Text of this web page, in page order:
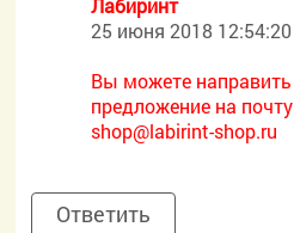
Лабиринт
25 июня 2018 12:54:20
Вы можете направить
предложение на почту
shop@labirint-shop.ru
Ответить